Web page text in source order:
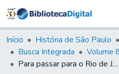
&
Tudo
Início História de São Paulo
Busca Integrada
Para passar para o Rio de Janeiro o Mestre de Campo Fernando Leyte Guimaraens